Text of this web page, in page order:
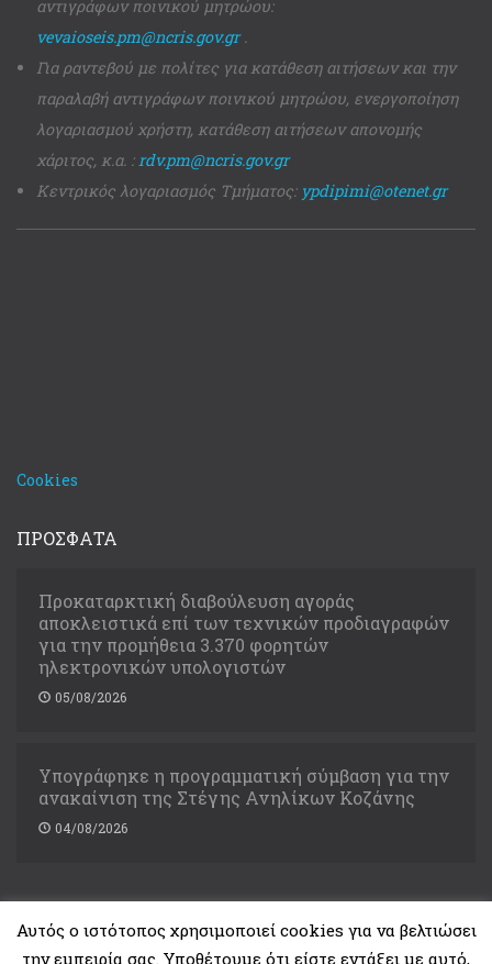
αντιγράφων ποινικού μητρώου:
vevaioseis.pm@ncris.gov.gr.
Για ραντεβού με πολίτες για κατάθεση αιτήσεων και την
παραλαβή αντιγράφων ποινικού μητρώου, ενεργοποίηση
λογαριασμού χρήστη, κατάθεση αιτήσεων απονομής
χάριτος, κ.α. :rdv.pm@ncris.gov.gr
Κεντρικός λογαριασμός Τμήματος: ypdipimi@otenet.gr
Cookies
ΠΡΟΣΦΑΤΑ
Προκαταρκτική διαβούλευση αγοράς
αποκλειστικά επί των τεχνικών προδιαγραφών
για την προμήθεια 3.370 φορητών
ηλεκτρονικών υπολογιστών
05/08/2026
Υπογράφηκε η προγραμματική σύμβαση για την
ανακαίνιση της Στέγης Ανηλίκων Κοζάνης
04/08/2026
Αυτός ο ιστότοπος χρησιμοποιεί cookies για να βελτιώσει
την εμπειρία σας. Υποθέτουμε ότι είστε εντάξει με αυτό,